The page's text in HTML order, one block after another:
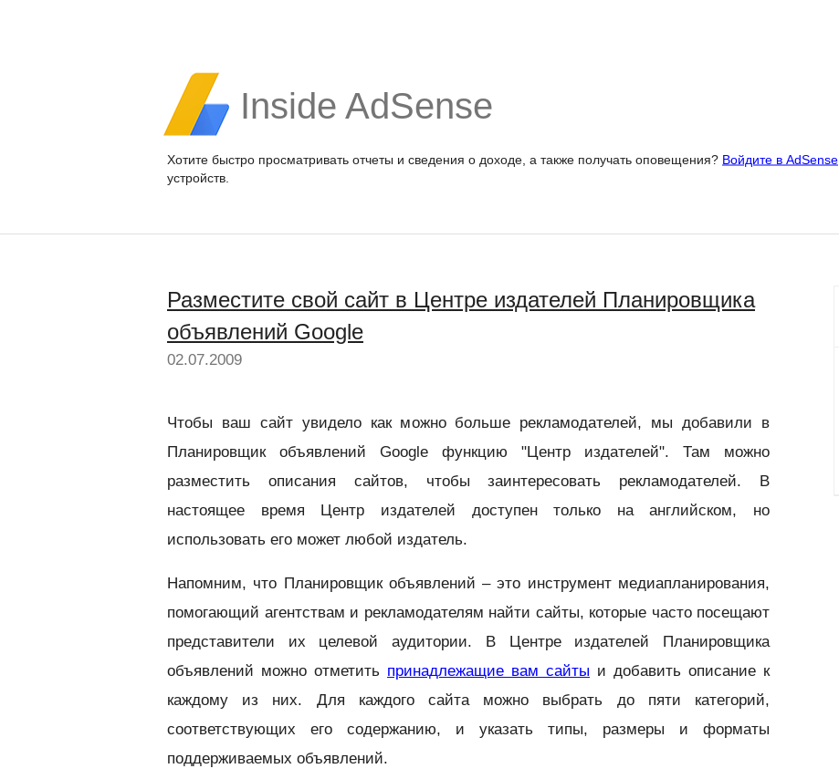
Inside AdSense
Хотите быстро просматривать отчеты и сведения о доходе, а также получать оповещения? Войдите в AdSense
устройств.
Разместите свой сайт в Центре издателей Планировщика
объявлений Google
02.07.2009
Чтобы ваш сайт увидело как можно больше рекламодателей, мы добавили в
Планировщик объявлений Google функцию "Центр издателей". Там можно
разместить описания сайтов, чтобы заинтересовать рекламодателей. В
настоящее время Центр издателей доступен только на английском, но
использовать его может любой издатель.
Напомним, что Планировщик объявлений – это инструмент медиапланирования,
помогающий агентствам и рекламодателям найти сайты, которые часто посещают
представители их целевой аудитории. В Центре издателей Планировщика
объявлений можно отметить принадлежащие вам сайты и добавить описание к
каждому из них. Для каждого сайта можно выбрать до пяти категорий,
соответствующих его содержанию, и указать типы, размеры и форматы
поддерживаемых объявлений.